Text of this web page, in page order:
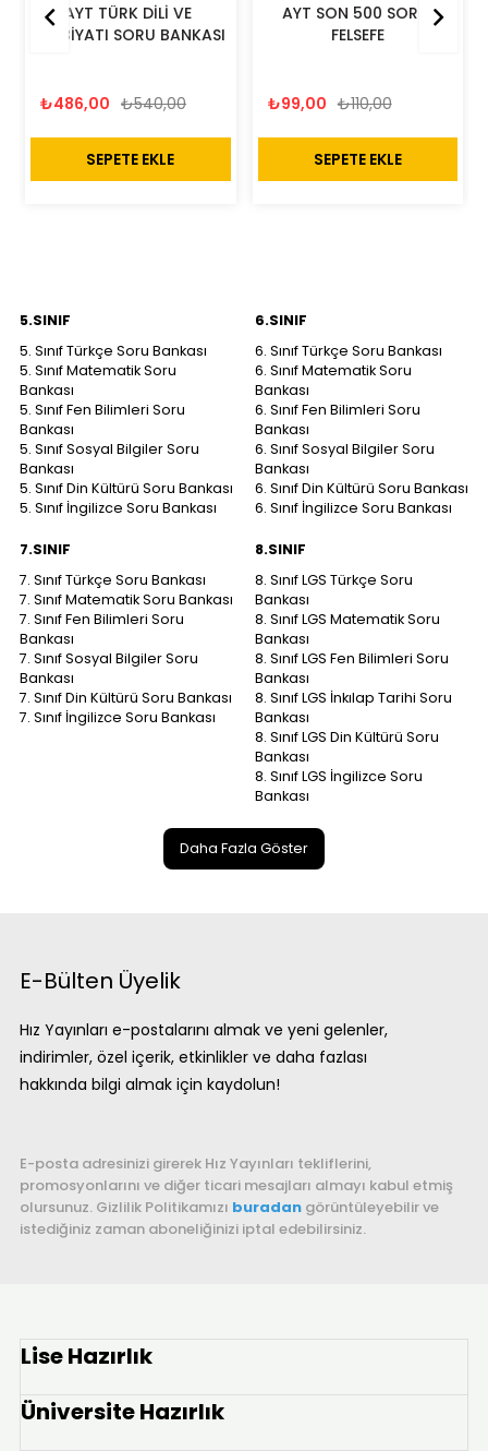
AYT TÜRK DİLİ VE
EDEBİYATI SORU BANKASI
₺486,00 ₺540,00
SEPETE EKLE
AYT SON 500 SORU
FELSEFE
₺99,00 ₺110,00
SEPETE EKLE
5.SINIF
5. Sınıf Türkçe Soru Bankası
5. Sınıf Matematik Soru
Bankası
5. Sınıf Fen Bilimleri Soru
Bankası
5. Sınıf Sosyal Bilgiler Soru
Bankası
5. Sınıf Din Kültürü Soru Bankası
5. Sınıf İngilizce Soru Bankası
6.SINIF
6. Sınıf Türkçe Soru Bankası
6. Sınıf Matematik Soru
Bankası
6. Sınıf Fen Bilimleri Soru
Bankası
6. Sınıf Sosyal Bilgiler Soru
Bankası
6. Sınıf Din Kültürü Soru Bankası
6. Sınıf İngilizce Soru Bankası
7.SINIF
7. Sınıf Türkçe Soru Bankası
7. Sınıf Matematik Soru Bankası
7. Sınıf Fen Bilimleri Soru
Bankası
7. Sınıf Sosyal Bilgiler Soru
Bankası
7. Sınıf Din Kültürü Soru Bankası
7. Sınıf İngilizce Soru Bankası
8.SINIF
8. Sınıf LGS Türkçe Soru
Bankası
8. Sınıf LGS Matematik Soru
Bankası
8. Sınıf LGS Fen Bilimleri Soru
Bankası
8. Sınıf LGS İnkılap Tarihi Soru
Bankası
8. Sınıf LGS Din Kültürü Soru
Bankası
8. Sınıf LGS İngilizce Soru
Bankası
Daha Fazla Göster
E-Bülten Üyelik
Hız Yayınları e-postalarını almak ve yeni gelenler,
indirimler, özel içerik, etkinlikler ve daha fazlası
hakkında bilgi almak için kaydolun!
E-posta adresinizi girerek Hız Yayınları tekliflerini,
promosyonlarını ve diğer ticari mesajları almayı kabul etmiş
olursunuz. Gizlilik Politikamızı buradan görüntüleyebilir ve
istediğiniz zaman aboneliğinizi iptal edebilirsiniz.
Lise Hazırlık
Üniversite Hazırlık